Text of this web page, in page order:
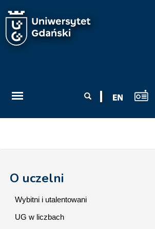
wyszukiwania
O uczelni
Wybitni i utalentowani
UG w liczbach